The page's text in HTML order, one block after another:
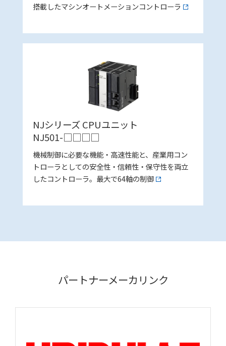
搭載したマシンオートメーションコントローラ
NJシリーズ CPUユニット
NJ501-□□□□
機械制御に必要な機能・高速性能と、産業用コン
トローラとしての安全性・信頼性・保守性を両立
したコントローラ。最大で64軸の制御
パートナーメーカリンク